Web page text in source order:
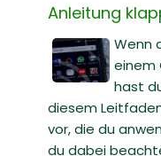
Anleitung
Wenn
einem
hast
diesem
vor, die du
du dabei